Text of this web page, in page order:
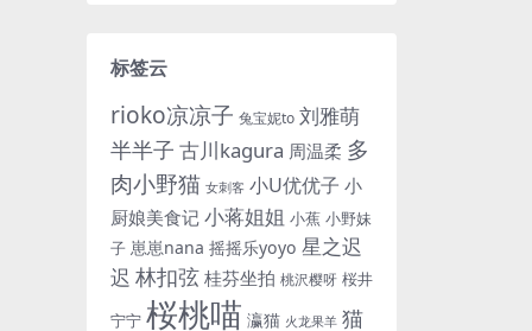
标签云
rioko凉凉子 兔宝妮to 刘雅萌
半半子 古川kagura 周温柔 多
肉小野猫 女刺客 小U优优子 小
厨娘美食记 小蒋姐姐 小蕉 小野妹
子 崽崽nana 摇摇乐yoyo 星之迟
迟 林扣弦 桂芬坐拍 桃沢樱呀 桜井
宁宁 桜桃喵 瀛猫 火龙果羊 猫